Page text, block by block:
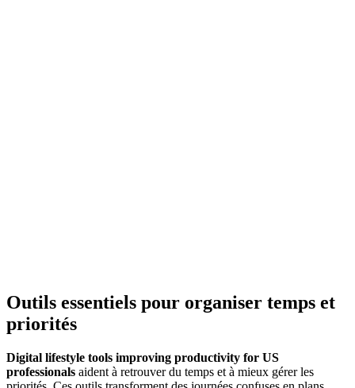
Outils essentiels pour organiser temps et
priorités
Digital lifestyle tools improving productivity for US
professionals aident à retrouver du temps et à mieux gérer les